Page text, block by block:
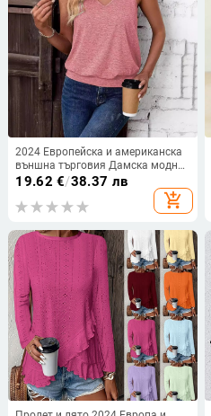
2024 Европейска и американска
външна търговия Дамска модна
жилетка Пролетно и лятно
облекло Ежедневна V-образна
деколте Сладка камшик без
19.62 €/38.37 лв
add_shopping_cart